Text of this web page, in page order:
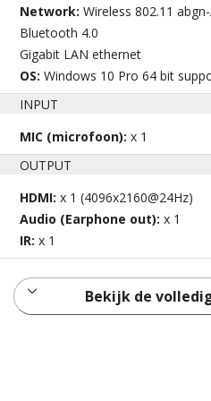
Network:Wireless 802.11
Bluetooth 4.0
Gigabit LAN ethernet
OS:Windows 10 Pro 64 bit
INPUT
MIC (microfoon):x 1
OUTPUT
HDMI:x 1 (4096x2160@24Hz)
Audio (Earphone out):x 1
IR:x 1
Bekijk de